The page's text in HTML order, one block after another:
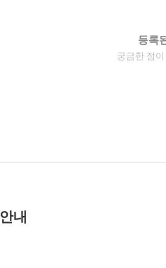
등록
궁금한 점
내